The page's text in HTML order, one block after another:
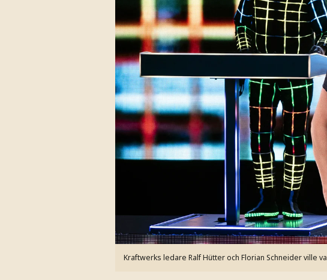
Kraftwerks ledare Ralf Hütter och Florian Schneider ville